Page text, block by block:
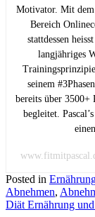
Motivator. Mit dem
Bereich
stattdessen
langjähriges
seinem
bereits über
begleitet.
Posted in
Abnehmen,
Diät Ernährung